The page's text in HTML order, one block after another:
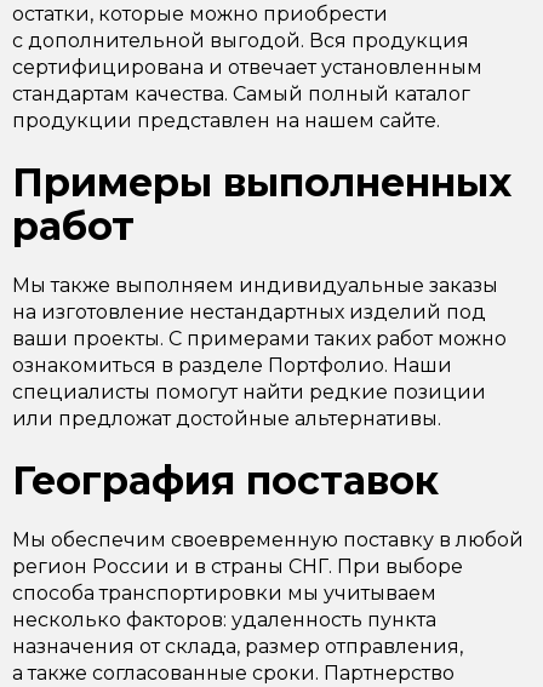
остатки, которые можно приобрести
с дополнительной выгодой. Вся продукция
сертифицирована и отвечает установленным
стандартам качества. Самый полный каталог
продукции представлен на нашем сайте.
Примеры выполненных
работ
Мы также выполняем индивидуальные заказы
на изготовление нестандартных изделий под
ваши проекты. С примерами таких работ можно
ознакомиться в разделе Портфолио. Наши
специалисты помогут найти редкие позиции
или предложат достойные альтернативы.
География поставок
Мы обеспечим своевременную поставку в любой
регион России и в страны СНГ. При выборе
способа транспортировки мы учитываем
несколько факторов: удаленность пункта
назначения от склада, размер отправления,
а также согласованные сроки. Партнерство